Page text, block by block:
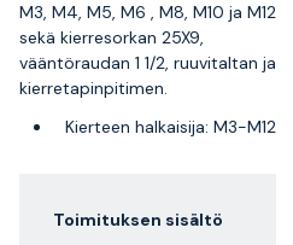
M3, M4, M5, M6 , M8, M10 ja M12
sekä kierresorkan 25X9,
vääntöraudan 1 1/2, ruuvitaltan ja
kierretapinpitimen.
Kierteen halkaisija: M3-M12
Toimituksen sisältö